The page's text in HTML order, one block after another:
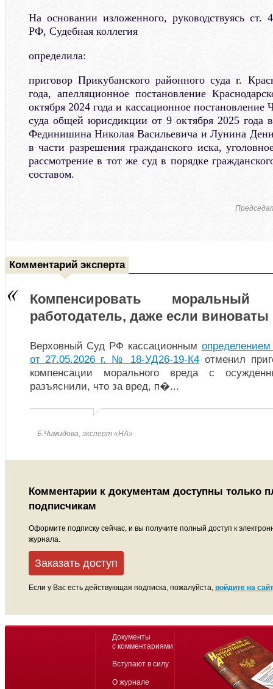
На основании изложенного, руководствуясь
РФ, Судебная коллегия
определила:
приговор Прикубанского районного суда г.
года, апелляционное постановление
октября 2024 года и кассационное постановление
суда общей юрисдикции от 9 октября 2025 года
Фединишина Николая Васильевича и Лунина
в части разрешения гражданского иска,
рассмотрение в тот же суд в порядке
составом.
Комментарий эксперта
Компенсировать
работодатель, даже если виноваты
Верховный Суд РФ кассационным
от 27.05.2026 г. № 18-УД26-19-К4 отменил
компенсации морального вреда с
разъяснили, что за вред, п�...
Е.Чимидова, эксперт «НА»
Комментарии к документам доступны только
подписчикам
Оформите подписку сейчас, и вы получите полный доступ к
журнала.
Заказать доступ
Если у Вас есть действующая подписка, пожалуйста, войдите на
Документы
с комментариями
Вступают в силу
О журнале